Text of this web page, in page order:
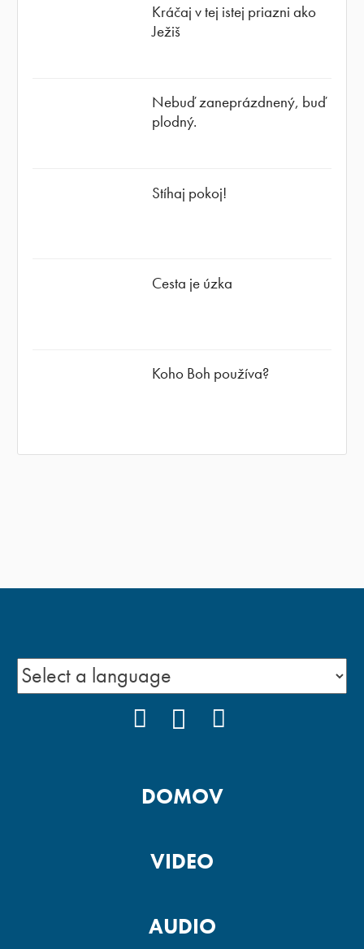
Kráčaj v tej istej priazni ako
Ježiš
Nebuď zaneprázdnený, buď
plodný.
Stíhaj pokoj!
Cesta je úzka
Koho Boh používa?
FACEBOOK
YOUTUBE
DOMOV
VIDEO
AUDIO